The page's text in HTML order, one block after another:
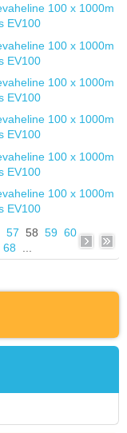
57 58 59 60
68